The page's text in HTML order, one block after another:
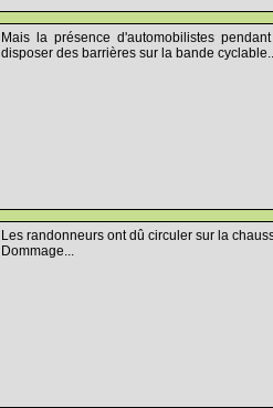
Mais la présence d'automobilistes
disposer des barrières sur la bande
Les randonneurs ont dû circuler sur la
Dommage...